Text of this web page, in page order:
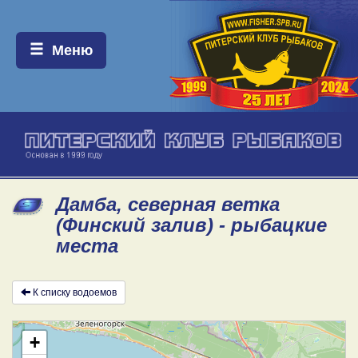
Меню:
Меню
Дамба, северная ветка
(Финский залив) - рыбацкие
места
К списку водоемов
+